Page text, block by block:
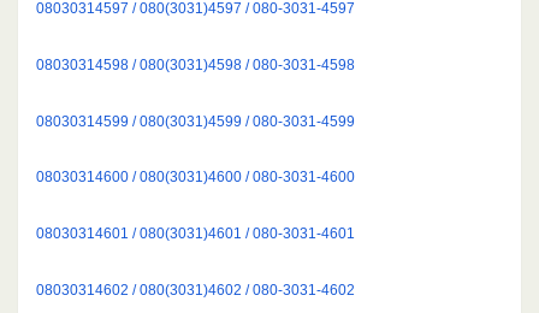
08030314597 / 080(3031)4597 / 080-3031-4597
08030314598 / 080(3031)4598 / 080-3031-4598
08030314599 / 080(3031)4599 / 080-3031-4599
08030314600 / 080(3031)4600 / 080-3031-4600
08030314601 / 080(3031)4601 / 080-3031-4601
08030314602 / 080(3031)4602 / 080-3031-4602